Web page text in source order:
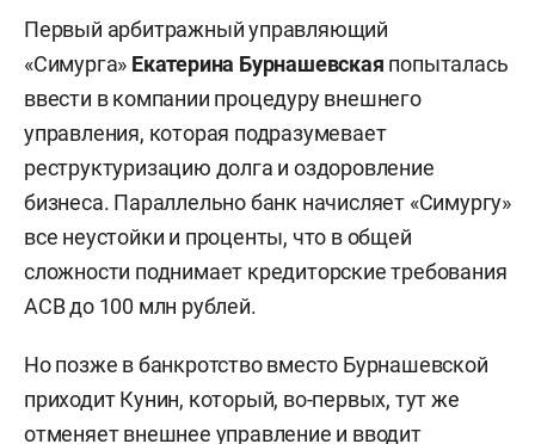
Первый арбитражный управляющий
«Симурга» Екатерина Бурнашевская попыталась
ввести в компании процедуру внешнего
управления, которая подразумевает
реструктуризацию долга и оздоровление
бизнеса. Параллельно банк начисляет «Симургу»
все неустойки и проценты, что в общей
сложности поднимает кредиторские требования
АСВ до 100 млн рублей.
Но позже в банкротство вместо Бурнашевской
приходит Кунин, который, во-первых, тут же
отменяет внешнее управление и вводит